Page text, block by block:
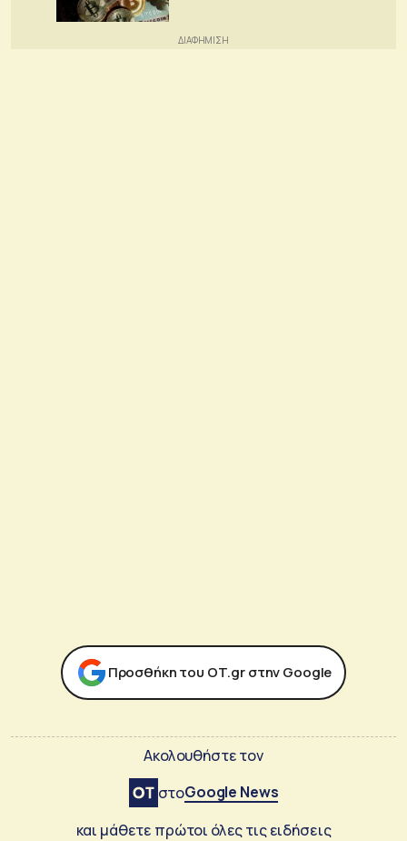
Προσθήκη του ΟΤ.gr στην Google
Ακολουθήστε τον
στοGoogle News
και μάθετε πρώτοι όλες τις ειδήσεις